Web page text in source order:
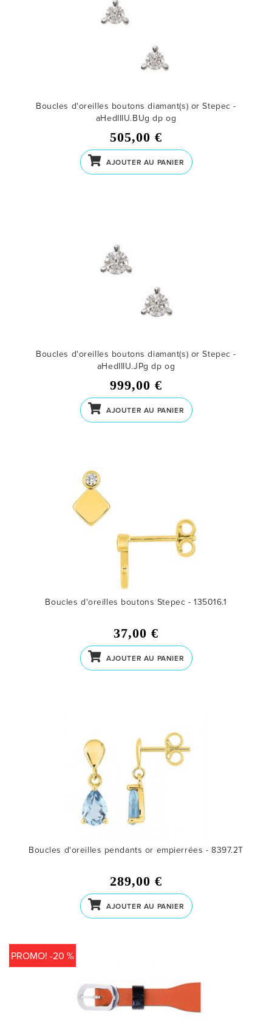
Boucles d'oreilles boutons diamant(s) or Stepec -
aHedIIIU.BUg dp og
505,00 €
AJOUTER AU PANIER
Boucles d'oreilles boutons diamant(s) or Stepec -
aHedIIIU.JPg dp og
999,00 €
AJOUTER AU PANIER
Boucles d'oreilles boutons Stepec - 135016.1
37,00 €
AJOUTER AU PANIER
Boucles d'oreilles pendants or empierrées - 8397.2T
289,00 €
AJOUTER AU PANIER
PROMO! -20 %